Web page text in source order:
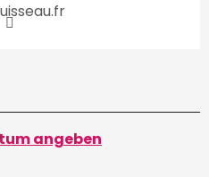
angeben